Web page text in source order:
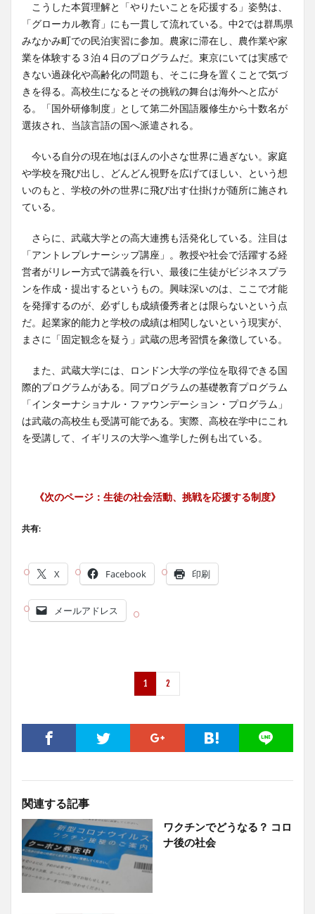
こうした本質理解と「やりたいことを応援する」姿勢は、
「グローカル教育」にも一貫して流れている。中2では群馬県
みなかみ町での民泊実習に参加。農家に滞在し、農作業や家
業を体験する３泊４日のプログラムだ。東京にいては実感で
きない過疎化や高齢化の問題も、そこに身を置くことで気づ
きを得る。高校生になるとその挑戦の舞台は海外へと広が
る。「国外研修制度」として第二外国語履修生から十数名が
選抜され、当該言語の国へ派遣される。
今いる自分の現在地はほんの小さな世界に過ぎない。家庭
や学校を飛び出し、どんどん視野を広げてほしい、という想
いのもと、学校の外の世界に飛び出す仕掛けが随所に施され
ている。
さらに、武蔵大学との高大連携も活発化している。注目は
「アントレプレナーシップ講座」。教授や社会で活躍する経
営者がリレー方式で講義を行い、最後に生徒がビジネスプラ
ンを作成・提出するというもの。興味深いのは、ここで才能
を発揮するのが、必ずしも成績優秀者とは限らないという点
だ。起業家的能力と学校の成績は相関しないという現実が、
まさに「固定観念を疑う」武蔵の思考習慣を象徴している。
また、武蔵大学には、ロンドン大学の学位を取得できる国
際的プログラムがある。同プログラムの基礎教育プログラム
「インターナショナル・ファウンデーション・プログラム」
は武蔵の高校生も受講可能である。実際、高校在学中にこれ
を受講して、イギリスの大学へ進学した例も出ている。
《次のページ： 生徒の社会活動、挑戦を応援する制度》
共有:
X Facebook 印刷
メールアドレス
1 2
関連する記事
ワクチンでどうなる？ コロ
ナ後の社会